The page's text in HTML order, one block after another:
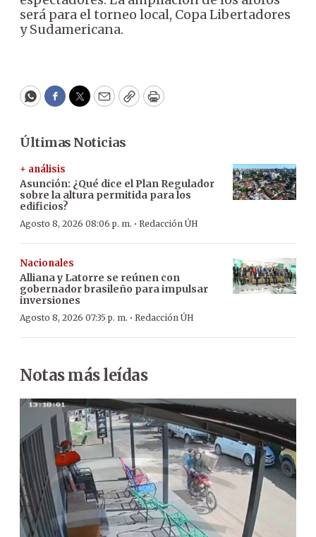
será para el torneo local, Copa Libertadores
y Sudamericana.
WhatsApp
Facebook
Twitter
EmailCopyPrint
Últimas Noticias
+ análisis
Asunción: ¿Qué dice el Plan Regulador
sobre la altura permitida para los
edificios?
Agosto 8, 2026 08:06 p. m. · Redacción ÚH
Nacionales
Alliana y Latorre se reúnen con
gobernador brasileño para impulsar
inversiones
Agosto 8, 2026 07:35 p. m. · Redacción ÚH
Notas más leídas